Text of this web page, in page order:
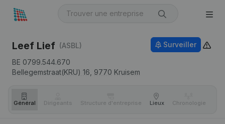
Leef Lief (ASBL)
BE 0799.544.670
Bellegemstraat(KRU) 16, 9770 Kruisem
Surveiller
Général Dirigeants Structure d'entreprise Lieux Chronologie